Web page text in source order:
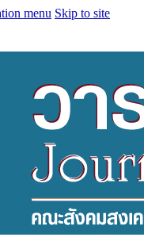
menu Skip to site